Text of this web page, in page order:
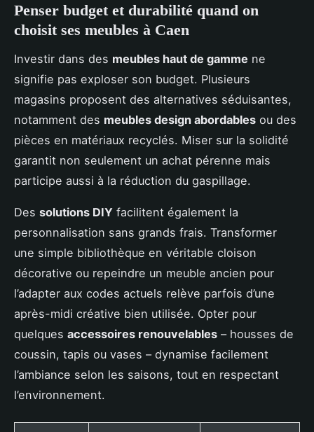
Penser budget et durabilité quand on
choisit ses meubles à Caen
Investir dans des meubles haut de gamme ne
signifie pas exploser son budget. Plusieurs
magasins proposent des alternatives séduisantes,
notamment des meubles design abordables ou des
pièces en matériaux recyclés. Miser sur la solidité
garantit non seulement un achat pérenne mais
participe aussi à la réduction du gaspillage.
Des solutions DIY facilitent également la
personnalisation sans grands frais. Transformer
une simple bibliothèque en véritable cloison
décorative ou repeindre un meuble ancien pour
l’adapter aux codes actuels relève parfois d’une
après-midi créative bien utilisée. Opter pour
quelques accessoires renouvelables – housses de
coussin, tapis ou vases – dynamise facilement
l’ambiance selon les saisons, tout en respectant
l’environnement.